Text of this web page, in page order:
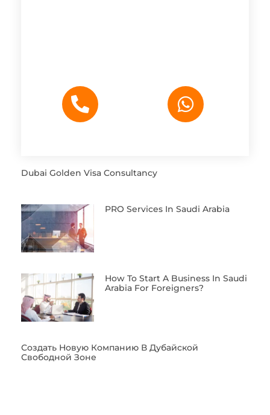
Dubai Golden Visa Consultancy
PRO Services In Saudi Arabia
How To Start A Business In Saudi
Arabia For Foreigners?
Создать Новую Компанию В Дубайской
Свободной Зоне